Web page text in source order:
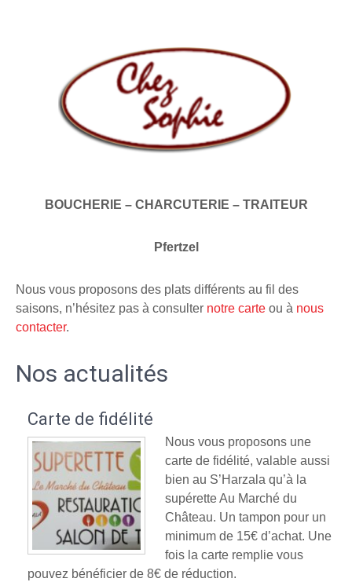
BOUCHERIE – CHARCUTERIE – TRAITEUR
Pfertzel
Nous vous proposons des plats différents au fil des
saisons, n’hésitez pas à consulter notre carte ou à nous
contacter.
Nos actualités
Carte de fidélité
Nous vous proposons une
carte de fidélité, valable aussi
bien au S’Harzala qu’à la
supérette Au Marché du
Château. Un tampon pour un
minimum de 15€ d’achat. Une
fois la carte remplie vous
pouvez bénéficier de 8€ de réduction.